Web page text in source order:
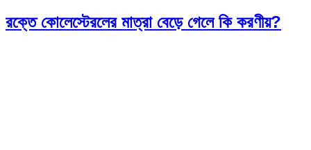
রক্তে কোলেস্টেরলের মাত্রা বেড়ে গেলে কি করণীয়?